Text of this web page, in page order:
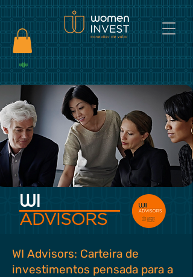
WI
ADVISORS
WI Advisors: Carteira de
investimentos pensada para a